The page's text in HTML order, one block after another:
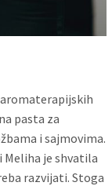
pasta za
i sajmovima.
Meliha je shvatila
razvijati. Stoga